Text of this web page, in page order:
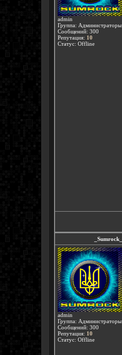
admin
Группа: Администраторы
Сообщений: 300
Репутация: 10
Статус: Offline
_Sumrock_
admin
Группа: Администраторы
Сообщений: 300
Репутация: 10
Статус: Offline